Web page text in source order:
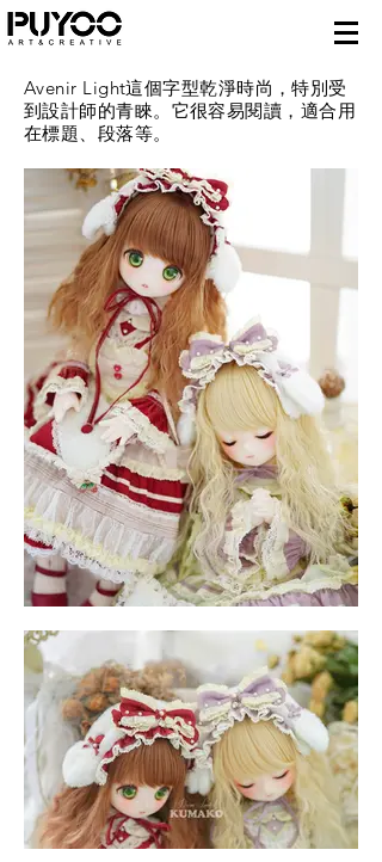
Avenir Light這個字型乾淨時尚，特別受
到設計師的青睞。它很容易閱讀，適合用
在標題、段落等。